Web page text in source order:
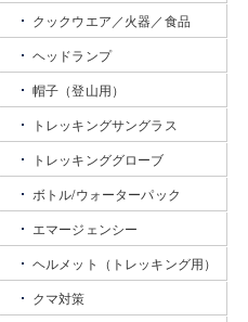
クックウエア／火器／食品
ヘッドランプ
帽子（登山用）
トレッキングサングラス
トレッキンググローブ
ボトル/ウォーターパック
エマージェンシー
ヘルメット（トレッキング用）
クマ対策